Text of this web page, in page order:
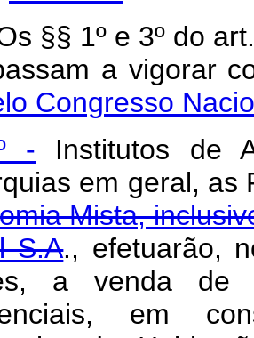
§§ 1º e 3º do
a
Congresso
- Institutos de
em geral, as
Mista,
S.A., efetuarão,
a venda de
em